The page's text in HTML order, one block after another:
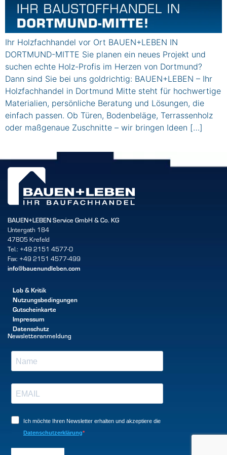
Ihr Holzfachhandel vor Ort BAUEN+LEBEN IN
DORTMUND-MITTE Sie planen ein neues Projekt und
suchen echte Holz-Profis im Herzen von Dortmund?
Dann sind Sie bei uns goldrichtig: BAUEN+LEBEN – Ihr
Holzfachhandel in Dortmund Mitte steht für hochwertige
Materialien, persönliche Beratung und Lösungen, die
einfach passen. Ob Türen, Bodenbeläge, Terrassenholz
oder maßgenaue Zuschnitte – wir bringen Ideen […]
BAUEN+LEBEN Service GmbH & Co. KG
Untergath 184
47805 Krefeld
Tel.: +49 2151 4577-0
Fax: +49 2151 4577-499
info@bauenundleben.com
Lob & Kritik
Nutzungsbedingungen
Gutscheinkarte
Impressum
Datenschutz
Newsletteranmeldung
Ich möchte Ihren Newsletter erhalten und akzeptiere die
Datenschutzerklärung